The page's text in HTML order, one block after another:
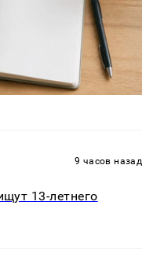
9 часов назад
13-летнего